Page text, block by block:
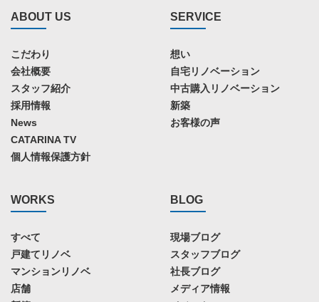
ABOUT US
こだわり
会社概要
スタッフ紹介
採用情報
News
CATARINA TV
個人情報保護方針
SERVICE
想い
自宅リノベーション
中古購入リノベーション
新築
お客様の声
WORKS
すべて
戸建てリノベ
マンションリノベ
店舗
BLOG
現場ブログ
スタッフブログ
社長ブログ
メディア情報